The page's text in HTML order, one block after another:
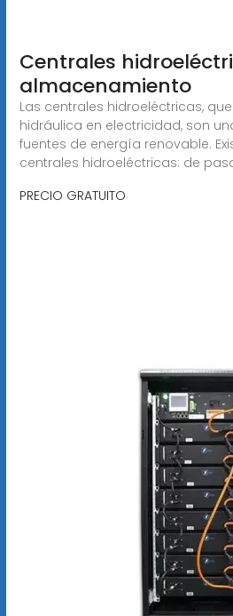
Centrales
almacenamiento
Las centrales hidroeléctricas,
hidráulica en electricidad, son
fuentes de energía renovable.
centrales hidroeléctricas: de
PRECIO GRATUITO